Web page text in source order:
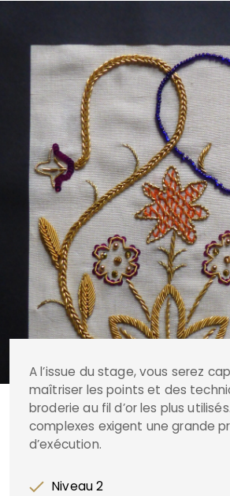
A l’issue du stage, vous serez
maîtriser les points et des
broderie au fil d’or les plus
complexes exigent une grande
d’exécution.
Niveau 2